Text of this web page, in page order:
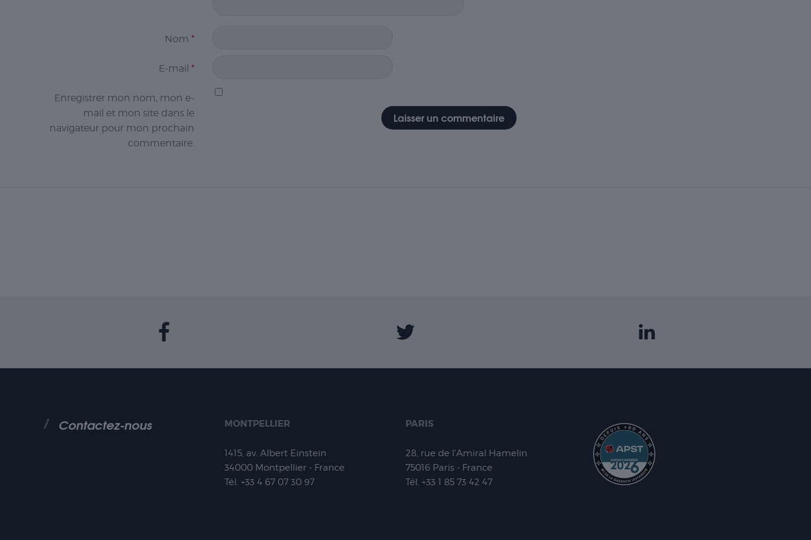
Nom *
E-mail *
Enregistrer mon nom, mon e-
mail et mon site dans le
navigateur pour mon prochain
commentaire.
Contactez-nous MONTPELLIER
1415, av. Albert Einstein
34000 Montpellier - France
Tél. +33 4 67 07 30 97
PARIS
28, rue de l'Amiral Hamelin
75016 Paris - France
Tél. +33 1 85 73 42 47